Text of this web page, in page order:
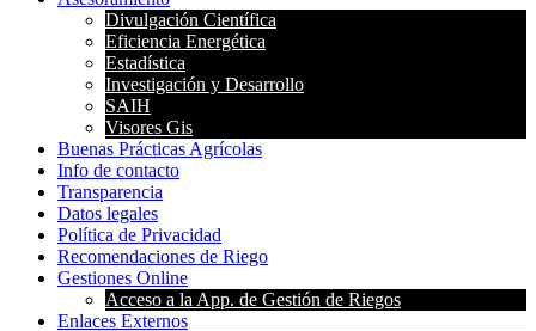
Divulgación Científica
Eficiencia Energética
Estadística
Investigación y Desarrollo
SAIH
Visores Gis
Buenas Prácticas Agrícolas
Info de contacto
Transparencia
Datos legales
Política de Privacidad
Recomendaciones de Riego
Gestiones Online
Acceso a la App. de Gestión de Riegos
Enlaces Externos